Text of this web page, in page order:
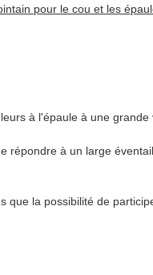
à l'épaule à une grande
répondre à un large
la possibilité de